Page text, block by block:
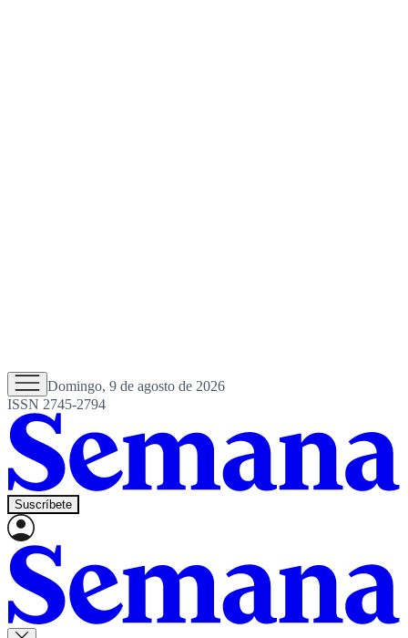
Domingo, 9 de agosto de 2026
ISSN 2745-2794
Suscríbete